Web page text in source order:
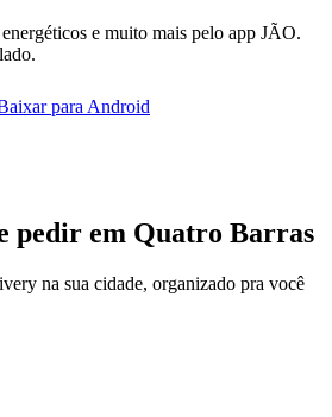
e muito mais pelo app JÃO.
para Android
pedir em Quatro Barras
na sua cidade, organizado pra você